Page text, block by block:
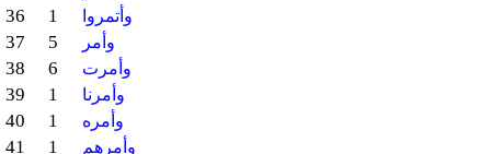
36 1 وأتمروا
37 5 وأمر
38 6 وأمرت
39 1 وأمرنا
40 1 وأمره
41 1 وأمرهم